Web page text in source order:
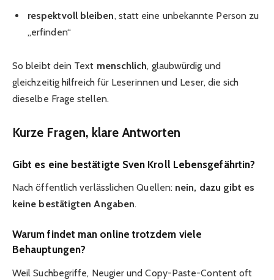
respektvoll bleiben, statt eine unbekannte Person zu
„erfinden“
So bleibt dein Text menschlich, glaubwürdig und
gleichzeitig hilfreich für Leserinnen und Leser, die sich
dieselbe Frage stellen.
Kurze Fragen, klare Antworten
Gibt es eine bestätigte Sven Kroll Lebensgefährtin?
Nach öffentlich verlässlichen Quellen: nein, dazu gibt es
keine bestätigten Angaben.
Warum findet man online trotzdem viele
Behauptungen?
Weil Suchbegriffe, Neugier und Copy-Paste-Content oft